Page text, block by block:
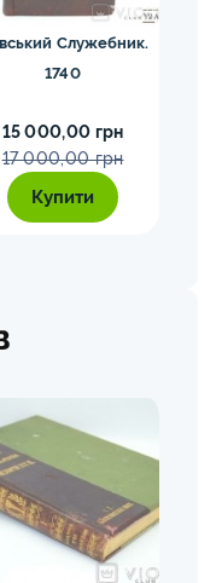
Служебник.
1740
15 000,00 грн
17 000,00 грн
Купити